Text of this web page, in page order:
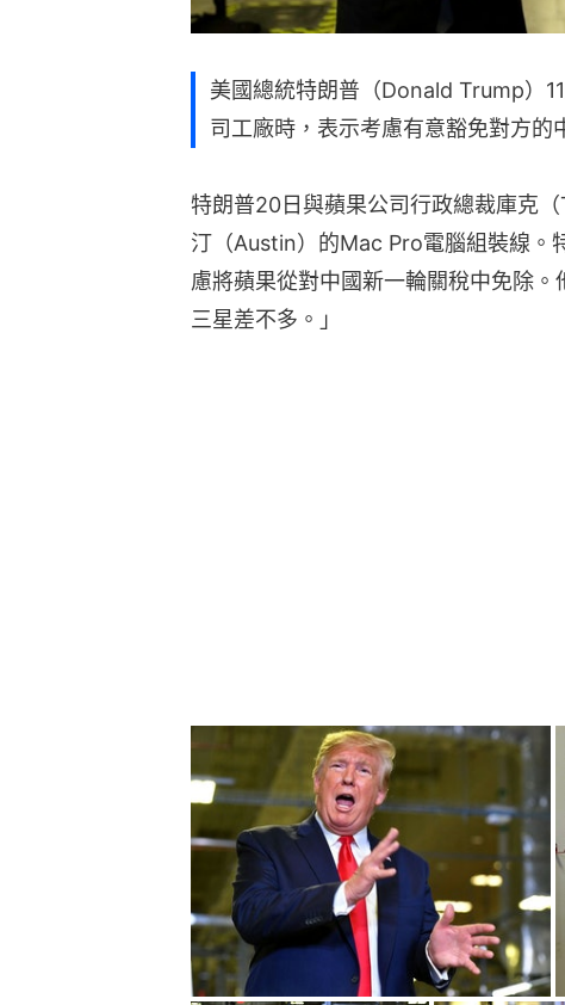
美國總統特朗普（Donald Trump）
司工廠時，表示考慮有意豁免對方的
特朗普20日與蘋果公司行政總裁庫克
汀（Austin）的Mac Pro電腦組裝線。
慮將蘋果從對中國新一輪關稅中免除
三星差不多。」